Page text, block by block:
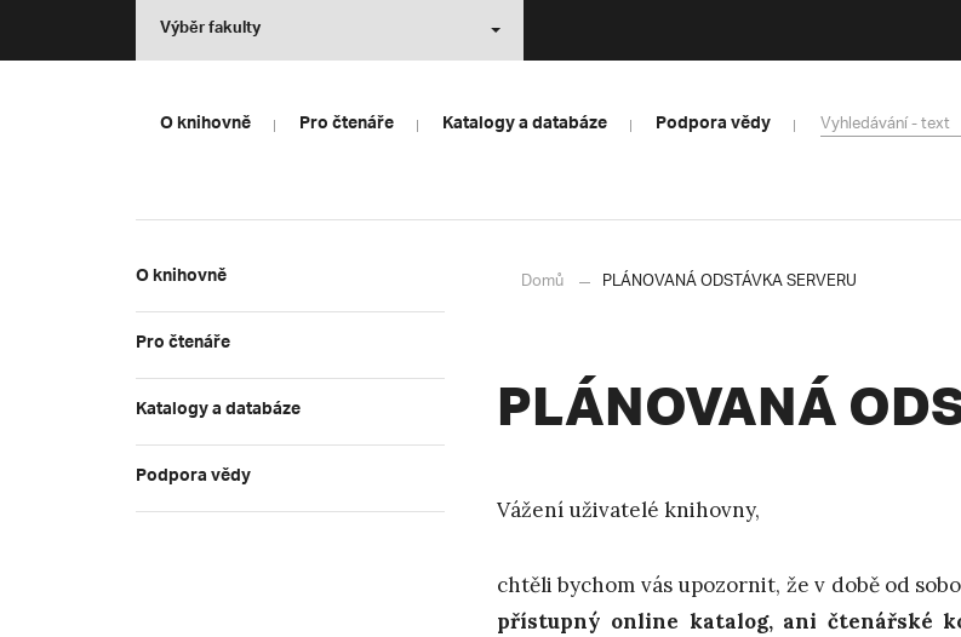
Výběr fakulty
O knihovně Pro čtenáře Katalogy a databáze Podpora vědy
O knihovně
Pro čtenáře
Katalogy a databáze
Podpora vědy
Domů PLÁNOVANÁ ODSTÁVKA SERVERU
PLÁNOVANÁ
Vážení uživatelé knihovny,
chtěli bychom vás upozornit, že v době od
přístupný online katalog, ani čtenářské